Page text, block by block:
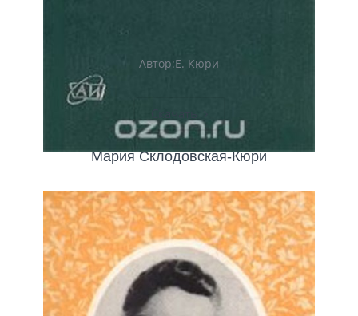
Автор:Е. Кюри
Мария Склодовская-Кюри